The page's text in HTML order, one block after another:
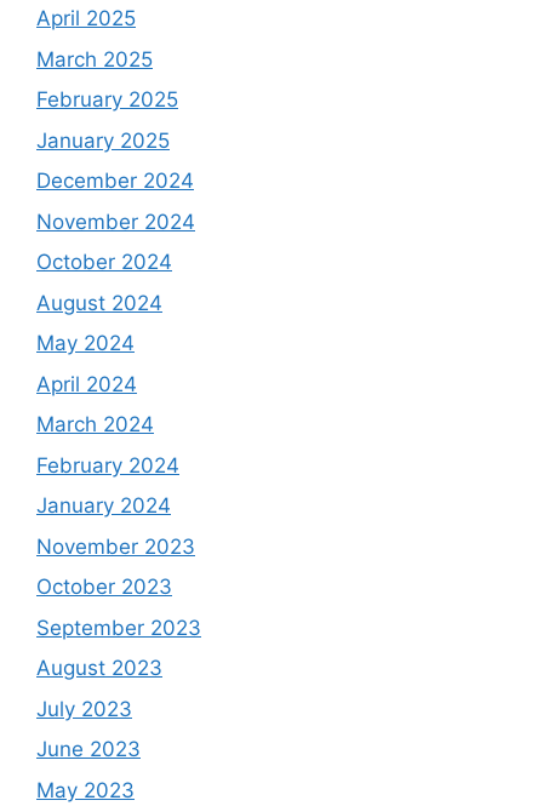
April 2025
March 2025
February 2025
January 2025
December 2024
November 2024
October 2024
August 2024
May 2024
April 2024
March 2024
February 2024
January 2024
November 2023
October 2023
September 2023
August 2023
July 2023
June 2023
May 2023